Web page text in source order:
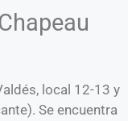
local 12-13 y
Se encuentra